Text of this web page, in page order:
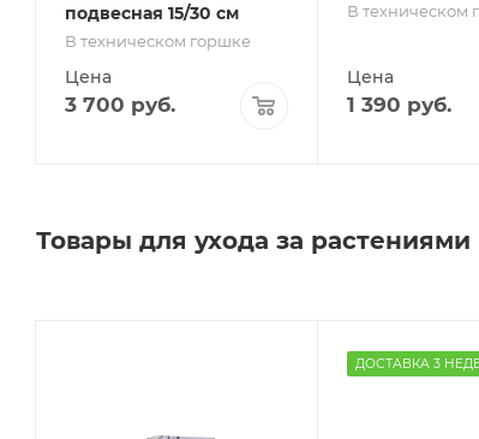
подвесная 15/30 см
В техническом горшке
Цена
3 700 руб.
В техническом
Цена
1 390 руб.
Товары для ухода за растениями
ДОСТАВКА 3